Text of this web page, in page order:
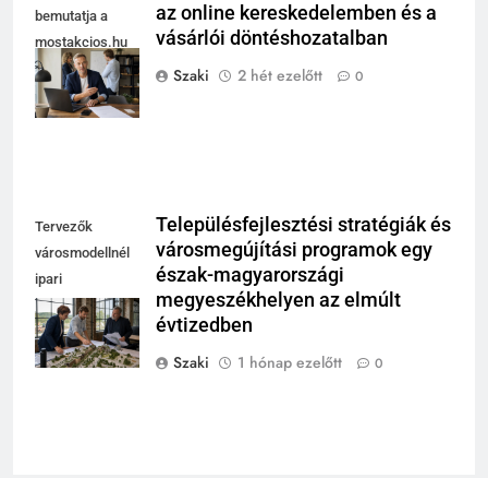
bemutatja a
mostakcios.hu
domain név
megszerzését.
az online kereskedelemben és a
vásárlói döntéshozatalban
Szaki
2 hét ezelőtt 0
Tervezők
városmodellnél
ipari
csarnokban,
integrált területi
program
Településfejlesztési stratégiák és
városmegújítási programok egy
észak-magyarországi
megyeszékhelyen az elmúlt
évtizedben
Szaki
1 hónap ezelőtt 0